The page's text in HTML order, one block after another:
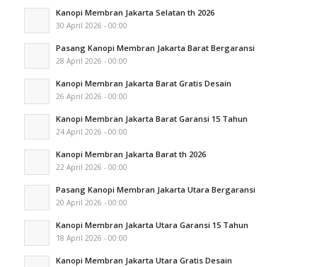
Kanopi Membran Jakarta Selatan th 2026
30 April 2026 - 00:00
Pasang Kanopi Membran Jakarta Barat Bergaransi
28 April 2026 - 00:00
Kanopi Membran Jakarta Barat Gratis Desain
26 April 2026 - 00:00
Kanopi Membran Jakarta Barat Garansi 15 Tahun
24 April 2026 - 00:00
Kanopi Membran Jakarta Barat th 2026
22 April 2026 - 00:00
Pasang Kanopi Membran Jakarta Utara Bergaransi
20 April 2026 - 00:00
Kanopi Membran Jakarta Utara Garansi 15 Tahun
18 April 2026 - 00:00
Kanopi Membran Jakarta Utara Gratis Desain